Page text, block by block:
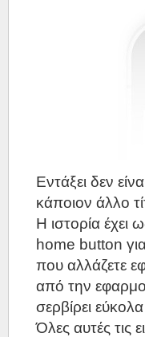
Εντάξει δεν
κάποιον άλλο
Η ιστορία έχει
home button
που αλλάζετε
από την
σερβίρει
Όλες αυτές τις